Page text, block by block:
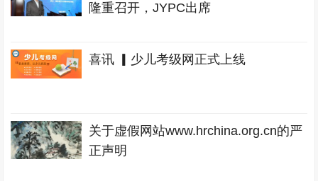
隆重召开，JYPC出席
喜讯 ▎少儿考级网正式上线
关于虚假网站www.hrchina.org.cn的严
正声明